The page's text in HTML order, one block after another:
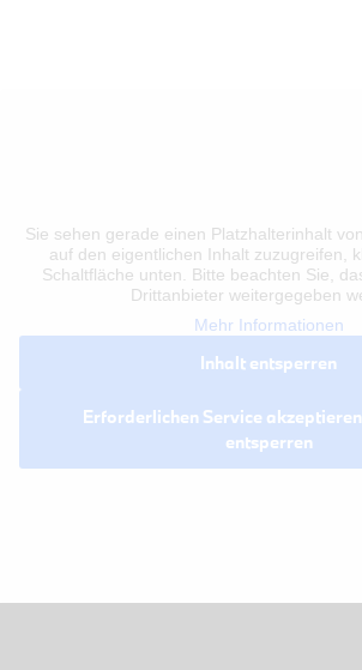
Sie sehen gerade einen Platzhalterinhalt von
auf den eigentlichen Inhalt zuzugreifen,
Schaltfläche unten. Bitte beachten Sie,
Drittanbieter weitergegeben
Mehr Informationen
Inhalt entsperren
Erforderlichen Service
entsperren